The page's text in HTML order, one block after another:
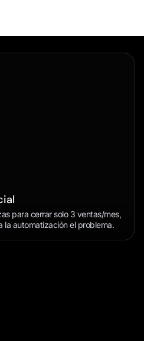
para cerrar solo 3 ventas/mes,
la automatización el problema.